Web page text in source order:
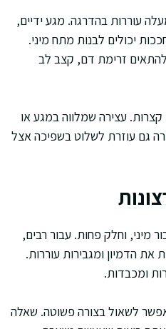
עוררות בהדרגה. מגע ידיים,
יכולים לבנות מתח מיני.
זרימת דם, קצב לב
עצירה שמלווה במגע או
גם עוזרת לשלוט בשפיכה אצל
מיני, וחלק פחות. עבור רבים,
הדמיון ומגבירות עוררות.
ומכבדות.
לשאול בצורה פשוטה. שאלה